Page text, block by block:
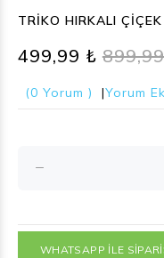
TRİKO HIRKALI
499,99 ₺
(0 Yorum ) |Yorum
WHATSAPP İLE